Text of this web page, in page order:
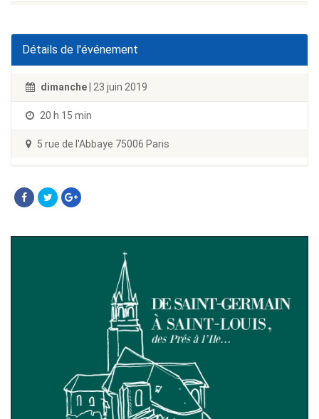
Détails de l'événement
dimanche | 23 juin 2019
20 h 15 min
5 rue de l'Abbaye 75006 Paris